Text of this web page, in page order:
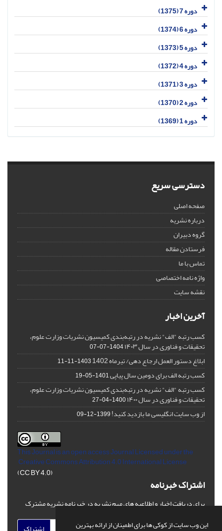
این وب سایت از کوکی ها برای اطمینان از ارائه بهترین
دوره 7 (1375)
دوره 6 (1374)
دوره 5 (1373)
دوره 4 (1372)
دوره 3 (1371)
دوره 2 (1370)
دوره 1 (1369)
دسترسی سریع
صفحه اصلی
درباره نشریه
گروه دبیران
فرستادن مقاله
تماس با ما
واژه نامه اختصاصی
نقشه سایت
آخرین اخبار
کسب رتبه "الف" نشریه در رتبه‌بندی کمیسیون نشریات وزارت علوم،
تحقیقات و فناوری در سال ۱۴۰۳ 1404-07-07
ابلاغ دستور العمل ارجاع دهی/ تیرماه 1402 1403-11-11
کسب رتبه الف برای دومین سال پیاپی1401-05-19
کسب رتبه "الف" نشریه در رتبه‌بندی کمیسیون نشریات وزارت علوم،
تحقیقات و فناوری در سال ۱۴۰۰ 1400-04-27
از وب سایت انگلیسی ما بازدید کنید!1399-12-09
This Journal is an open access Journal Licensedunder the
Creative Commons Attribution 4.0 International License
(CC BY 4.0)
اشتراک خبرنامه
برای دریافت اخبار و اطلاعیه های مهم نشریه در خبرنامه نشریه مشترک